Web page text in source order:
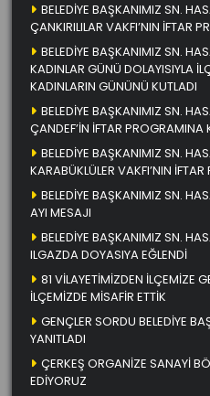
BELEDİYE BAŞKANIMIZ SN.
ÇANKIRILILAR VAKFI’NIN İFTAR
BELEDİYE BAŞKANIMIZ SN.
KADINLAR GÜNÜ DOLAYISIYLA
KADINLARIN GÜNÜNÜ KUTLADI
BELEDİYE BAŞKANIMIZ SN.
ÇANDEF’İN İFTAR PROGRAMINA
BELEDİYE BAŞKANIMIZ SN.
KARABÜKLÜLER VAKFI’NIN
BELEDİYE BAŞKANIMIZ SN.
AYI MESAJI
BELEDİYE BAŞKANIMIZ SN.
ILGAZDA DOYASIYA EĞLENDİ
81 VİLAYETİMİZDEN İLÇEMİZE
İLÇEMİZDE MİSAFİR ETTİK
GENÇLER SORDU BELEDİYE
YANITLADI
ÇERKEŞ ORGANİZE SANAYİ
EDİYORUZ